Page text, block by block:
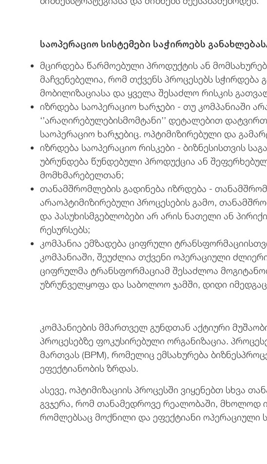
საოპერაციო სისტემები საჭიროებს
მცირდება წარმოებული პროდუქტის ან
მაჩვენებელია, რომ თქვენს პროცესებს
მობილიზაციასა და ყველა შესაძლო რისკის
იზრდება საოპერაციო ხარჯები - თუ კომპანიაში
‘’არაღირებულებისმომტანი’’ დეტალებით
საოპერაციო ხარჯებიც. ოპტიმიზირებული და
იზრდება საოპერაციო რისკები - ბიზნესისთვის
უბრუნდება წუნდებული პროდუქცია ან
მომხმარებელთან;
თანამშრომლების გადინება იზრდება -
არაოპტიმიზირებული პროცესების გამო,
და პასუხისმგებლობები არ არის ნათელი ან
რესურსებს;
კომპანია ემზადება ციფრული
კომპანიაში, შეუძლია თქვენი ოპერაციული
ციფრულმა ტრანსფორმაციამ შესაძლოა
უზრუნველყოფა და საბოლოო ჯამში, დიდი
კომპანიების მმართველ გუნდთან აქტიური
პროცესებზე ფოკუსირებული ორგანიზაცია.
მართვას (BPM), რომელიც ემსახურება
ეფექტიანობის ზრდას.
ასევე, ოპტიმიზაციის პროცესში ვიყენებთ სხვა
გვჯერა, რომ თანამედროვე რეალობაში, მხოლოდ
რომლებსაც მოქნილი და ეფექტიანი ოპერაციული